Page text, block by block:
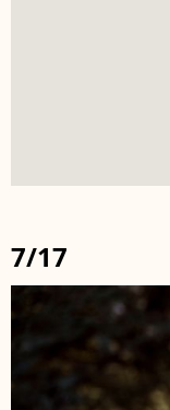
7/17